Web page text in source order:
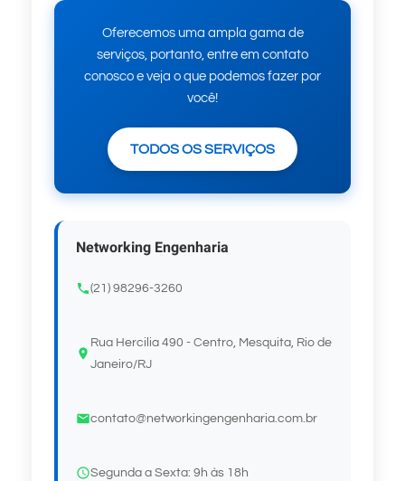
Oferecemos uma ampla gama de
serviços, portanto, entre em contato
conosco e veja o que podemos fazer por
você!
TODOS OS SERVIÇOS
Networking Engenharia
(21) 98296-3260
Rua Hercilia 490 - Centro, Mesquita, Rio de
Janeiro/RJ
contato@networkingengenharia.com.br
Segunda a Sexta: 9h às 18h